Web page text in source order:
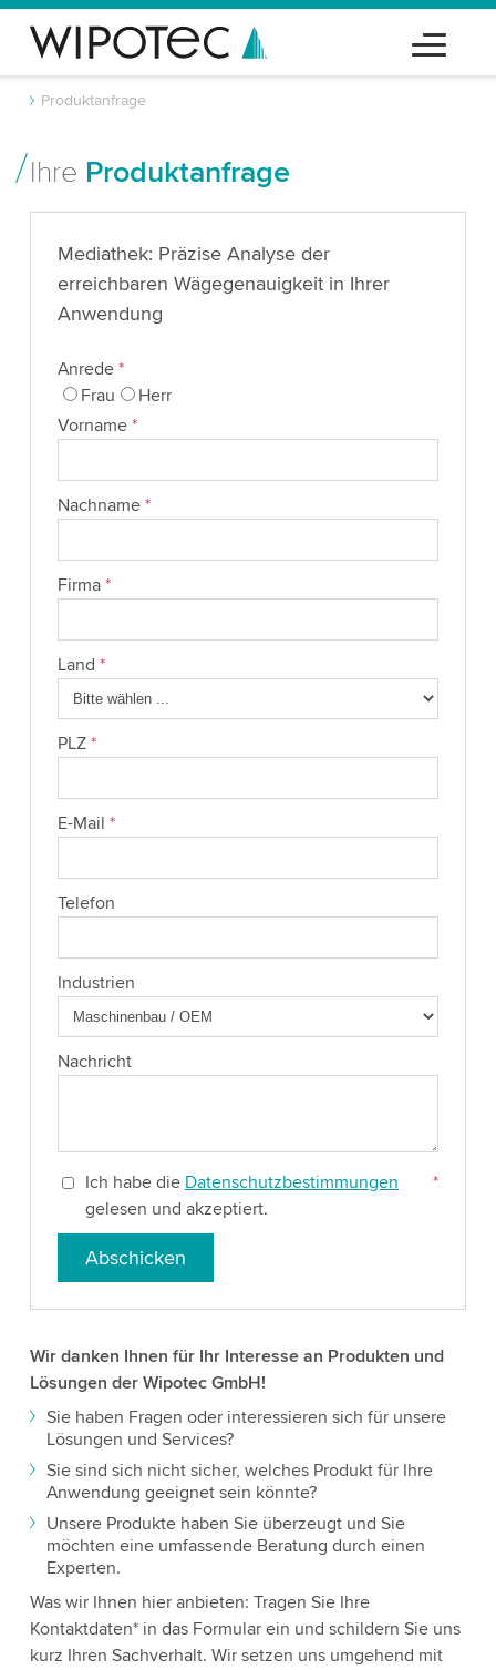
Produktanfrage
Ihre Produktanfrage
Mediathek: Präzise Analyse der
erreichbaren Wägegenauigkeit in Ihrer
Anwendung
Anrede *
Frau
Herr
Vorname *
Nachname *
Firma *
Land *
PLZ *
E-Mail *
Telefon
Industrien
Nachricht
Ich habe die Datenschutzbestimmungen
gelesen und akzeptiert.
*
Abschicken
Wir danken Ihnen für Ihr Interesse an Produkten und
Lösungen der Wipotec GmbH!
Sie haben Fragen oder interessieren sich für unsere
Lösungen und Services?
Sie sind sich nicht sicher, welches Produkt für Ihre
Anwendung geeignet sein könnte?
Unsere Produkte haben Sie überzeugt und Sie
möchten eine umfassende Beratung durch einen
Experten.
Was wir Ihnen hier anbieten: Tragen Sie Ihre
Kontaktdaten* in das Formular ein und schildern Sie uns
kurz Ihren Sachverhalt. Wir setzen uns umgehend mit